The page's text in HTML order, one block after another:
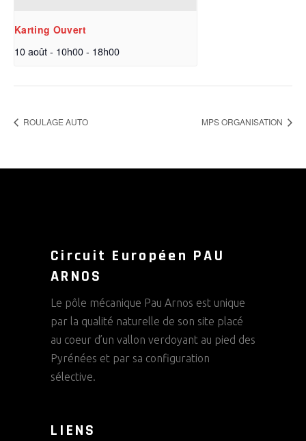
Karting Ouvert
10 août - 10h00- 18h00
ROULAGE AUTO MPS ORGANISATION
Circuit Européen PAU
ARNOS
Le pôle mécanique Pau Arnos est unique
par la qualité naturelle de son site placé
au coeur d’un vallon verdoyant au pied des
Pyrénées et par sa configuration
sélective.
LIENS